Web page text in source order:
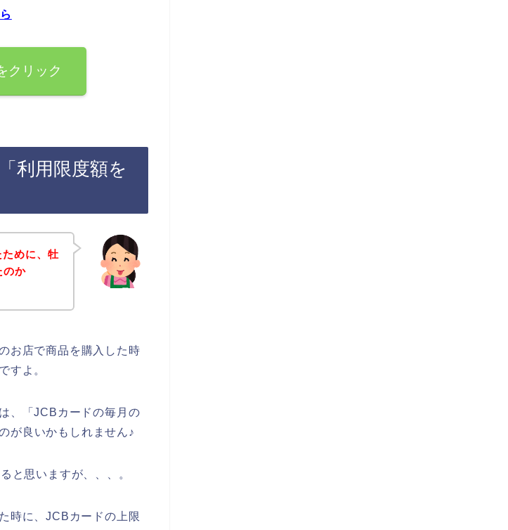
クリック
利用限度額を
めに、牡
のか
お店で商品を購入した時
すよ。
、「JCBカードの毎月の
が良いかもしれません♪
と思いますが、、、。
時に、JCBカードの上限